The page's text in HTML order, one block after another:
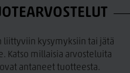
liittyviin kysymyksiin tai jätä
Katso millaisia arvosteluita
antaneet tuotteesta.